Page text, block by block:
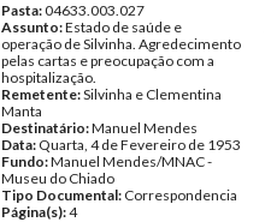
Pasta:04633.003.027
Assunto:Estado de saúde e
operação de Silvinha. Agredecimento
pelas cartas e preocupação com a
hospitalização.
Remetente:Silvinha e Clementina
Manta
Destinatário:Manuel Mendes
Data: Quarta, 4 de Fevereiro de 1953
Fundo:Manuel Mendes/MNAC -
Museu do Chiado
Tipo Documental: Correspondencia
Página(s):4